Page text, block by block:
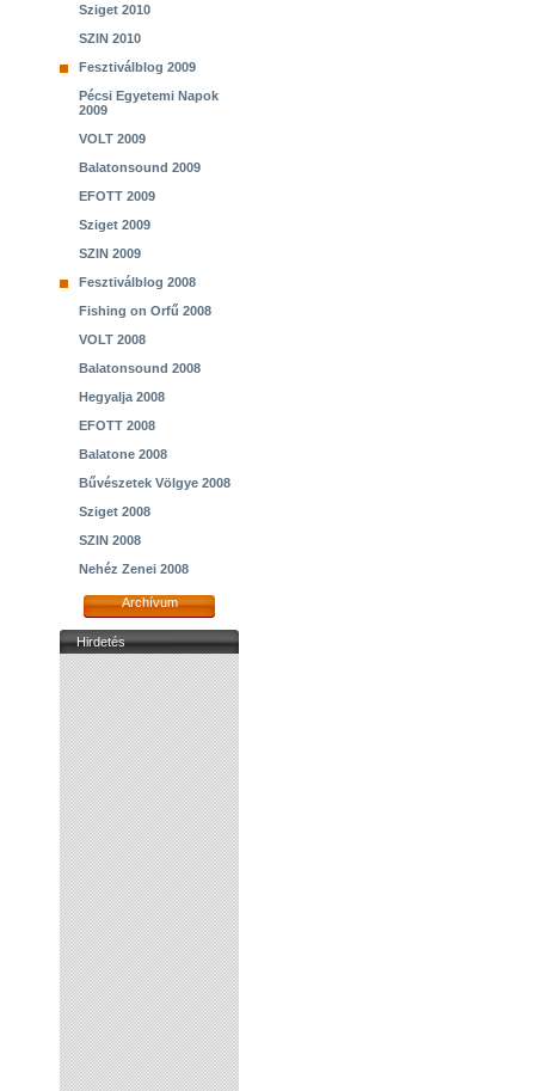
Sziget 2010
SZIN 2010
Fesztiválblog 2009
Pécsi Egyetemi Napok
2009
VOLT 2009
Balatonsound 2009
EFOTT 2009
Sziget 2009
SZIN 2009
Fesztiválblog 2008
Fishing on Orfű 2008
VOLT 2008
Balatonsound 2008
Hegyalja 2008
EFOTT 2008
Balatone 2008
Bűvészetek Völgye 2008
Sziget 2008
SZIN 2008
Nehéz Zenei 2008
Archívum
Hirdetés